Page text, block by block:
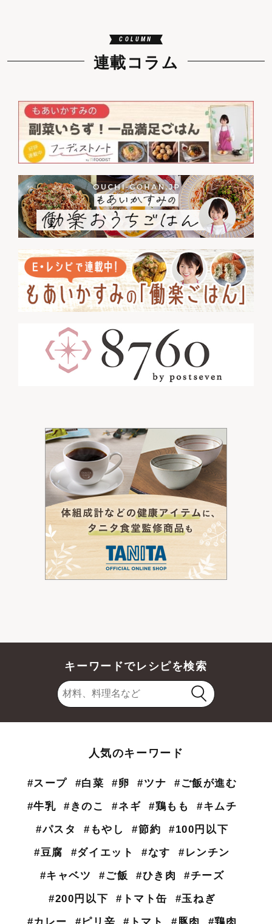
COLUMN
連載コラム
キーワードでレシピを検索
人気のキーワード
#スープ #白菜 #卵 #ツナ
#ご飯が進む
#牛乳
#きのこ #ネギ #鶏もも
#キムチ
#パスタ
#もやし #節約
#100円以下
#豆腐
#ダイエット #なす
#レンチン
#キャベツ
#ご飯 #ひき肉
#チーズ
#200円以下
#トマト缶
#玉ねぎ